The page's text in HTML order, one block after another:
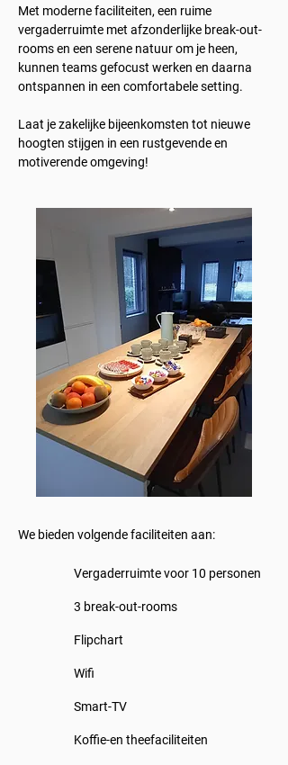
Met moderne faciliteiten, een ruime
vergaderruimte met afzonderlijke break-out-
rooms en een serene natuur om je heen,
kunnen teams gefocust werken en daarna
ontspannen in een comfortabele setting.
Laat je zakelijke bijeenkomsten tot nieuwe
hoogten stijgen in een rustgevende en
motiverende omgeving!
We bieden volgende faciliteiten aan:
Vergaderruimte voor 10 personen
3 break-out-rooms
Flipchart
Wifi
Smart-TV
Koffie-en theefaciliteiten